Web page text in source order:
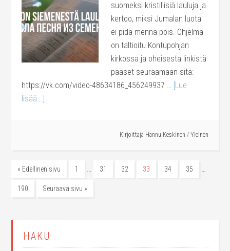
suomeksi kristillisiä lauluja ja
kertoo, miksi Jumalan luota
ei pidä mennä pois. Ohjelma
on taltioitu Kontupohjan
kirkossa ja oheisesta linkistä
pääset seuraamaan sitä:
https://vk.com/video-48634186_456249937 … [Lue
lisää...]
Kirjoittaja Hannu Keskinen / Yleinen
« Edellinen sivu 1 … 31 32 33 34 35 …
190 Seuraava sivu »
HAKU